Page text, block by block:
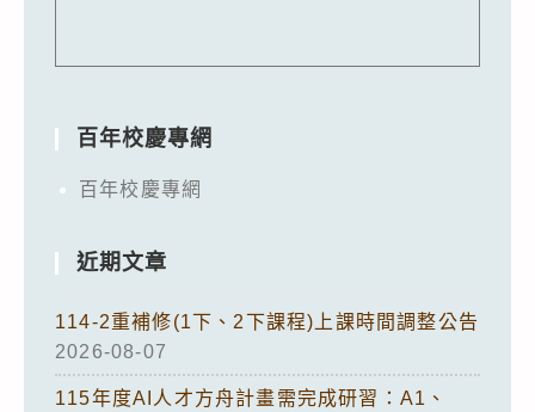
百年校慶專網
百年校慶專網
近期文章
114-2重補修(1下、2下課程)上課時間調整公告
2026-08-07
115年度AI人才方舟計畫需完成研習：A1、